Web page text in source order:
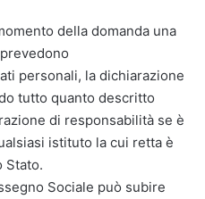
della domanda una
personali, la dichiarazione
tutto quanto descritto
di responsabilità se è
istituto la cui retta è
Stato.
Sociale può subire